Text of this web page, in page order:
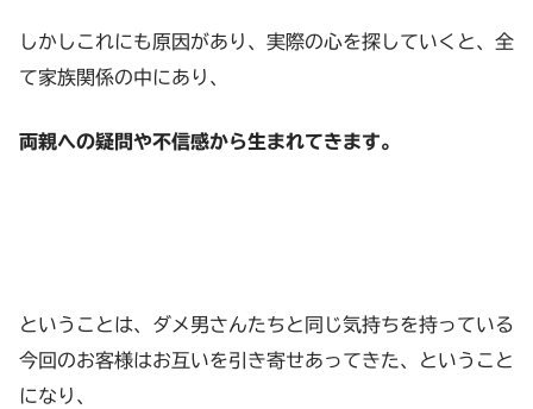
しかしこれにも原因があり、実際の心を探していくと、全
て家族関係の中にあり、
両親への疑問や不信感から生まれてきます。
ということは、ダメ男さんたちと同じ気持ちを持っている
今回のお客様はお互いを引き寄せあってきた、ということ
になり、